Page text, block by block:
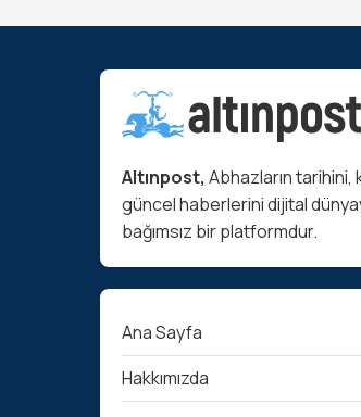
Altınpost, Abhazların tarihini,
güncel haberlerini dijital
bağımsız bir platformdur.
Ana Sayfa
Hakkımızda